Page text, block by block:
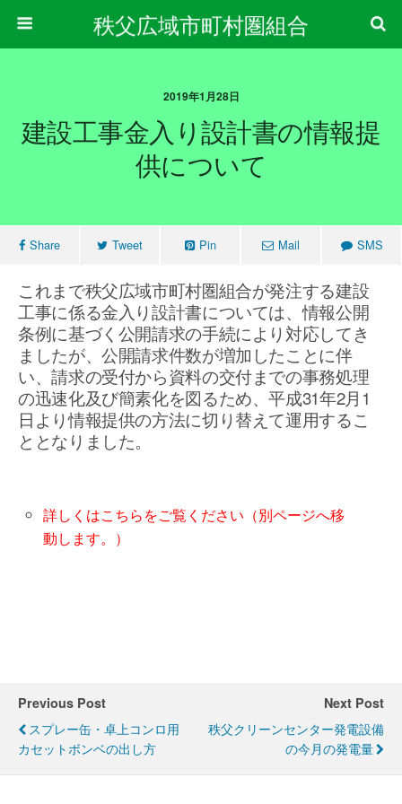
秩父広域市町村圏組合
2019年1月28日
建設工事金入り設計書の情報提
供について
Share Tweet Pin Mail SMS
これまで秩父広域市町村圏組合が発注する建設
工事に係る金入り設計書については、情報公開
条例に基づく公開請求の手続により対応してき
ましたが、公開請求件数が増加したことに伴
い、請求の受付から資料の交付までの事務処理
の迅速化及び簡素化を図るため、平成31年2月1
日より情報提供の方法に切り替えて運用するこ
ととなりました。
詳しくはこちらをご覧ください（別ページへ移
動します。）
Previous Post
スプレー缶・卓上コンロ用
カセットボンベの出し方
Next Post
秩父クリーンセンター発電設備
の今月の発電量